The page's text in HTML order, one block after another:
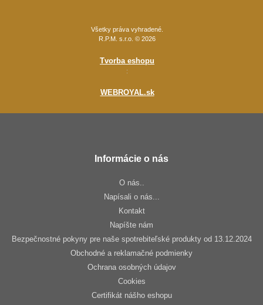
Všetky práva vyhradené.
R.P.M. s.r.o. © 2026
Tvorba eshopu
:
WEBROYAL.sk
Informácie o nás
O nás..
Napísali o nás...
Kontakt
Napíšte nám
Bezpečnostné pokyny pre naše spotrebiteľské produkty od 13.12.2024
Obchodné a reklamačné podmienky
Ochrana osobných údajov
Cookies
Certifikát nášho eshopu